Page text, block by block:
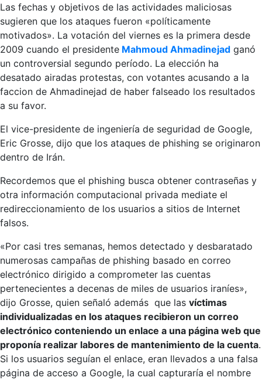
Las fechas y objetivos de las actividades maliciosas
sugieren que los ataques fueron «políticamente
motivados». La votación del viernes es la primera desde
2009 cuando el presidente Mahmoud Ahmadinejad ganó
un controversial segundo período. La elección ha
desatado airadas protestas, con votantes acusando a la
faccion de Ahmadinejad de haber falseado los resultados
a su favor.
El vice-presidente de ingeniería de seguridad de Google,
Eric Grosse, dijo que los ataques de phishing se originaron
dentro de Irán.
Recordemos que el phishing busca obtener contraseñas y
otra información computacional privada mediate el
redireccionamiento de los usuarios a sitios de Internet
falsos.
«Por casi tres semanas, hemos detectado y desbaratado
numerosas campañas de phishing basado en correo
electrónico dirigido a comprometer las cuentas
pertenecientes a decenas de miles de usuarios iraníes»,
dijo Grosse, quien señaló además que las víctimas
individualizadas en los ataques recibieron un correo
electrónico conteniendo un enlace a una página web que
proponía realizar labores de mantenimiento de la cuenta.
Si los usuarios seguían el enlace, eran llevados a una falsa
página de acceso a Google, la cual capturaría el nombre